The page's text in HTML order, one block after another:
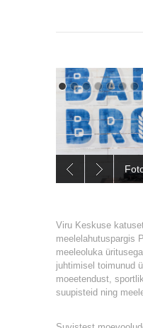
Viru Keskuse
meelelahutuspargis
meeleoluka
juhtimisel toimunud
moeetendust,
suupisteid ning